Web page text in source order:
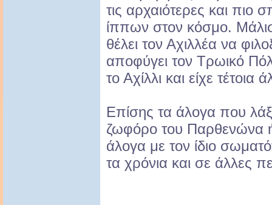
τις αρχαιότερες και πιο
ίππων στον κόσμο.
θέλει τον Αχιλλέα να
αποφύγει τον Τρωικό
το Αχίλλι και είχε τέτοια
Επίσης τα άλογα που
ζωφόρο του Παρθενώνα
άλογα με τον ίδιο
τα χρόνια και σε άλλες